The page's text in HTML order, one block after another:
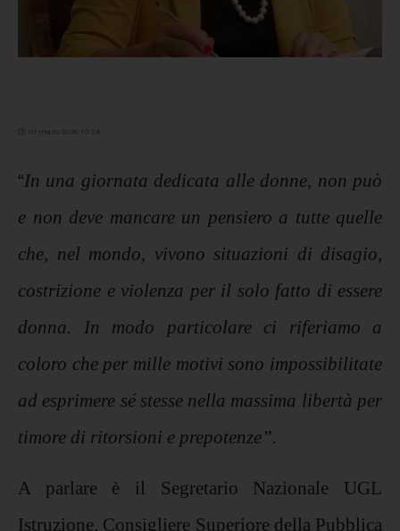
07 marzo 2026 10:24
“In una giornata dedicata alle donne, non può
e non deve mancare un pensiero a tutte quelle
che, nel mondo, vivono situazioni di disagio,
costrizione e violenza per il solo fatto di essere
donna. In modo particolare ci riferiamo a
coloro che per mille motivi sono impossibilitate
ad esprimere sé stesse nella massima libertà per
timore di ritorsioni e prepotenze”.
A parlare è il Segretario Nazionale UGL
Istruzione, Consigliere Superiore della Pubblica